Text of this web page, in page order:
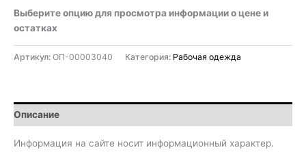
Выберите опцию для просмотра информации о цене и
остатках
Артикул: ОП-00003040 Категория: Рабочая одежда
Описание
Информация на сайте носит информационный характер.